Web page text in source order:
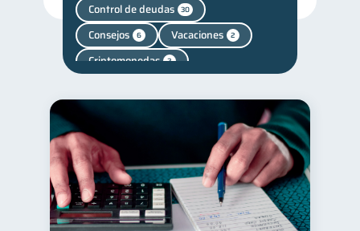
Control de deudas 30
Consejos 6 Vacaciones 2
Criptomonedas 2
Mipymes
Finanzas personales
Manejo de deudas 31
Educación financiera 31
Finanzas para jóvenes 30